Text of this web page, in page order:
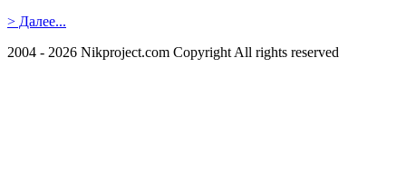
> Далее...
2004 - 2026 Nikproject.com Copyright All rights reserved